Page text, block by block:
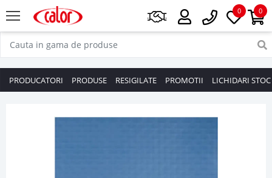
0
0
PRODUCATORI PRODUSE RESIGILATE PROMOTII LICHIDARI STOC